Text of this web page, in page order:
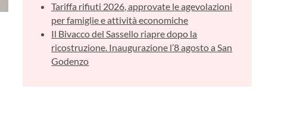
Tariffa rifiuti 2026, approvate le agevolazioni
per famiglie e attività economiche
Il Bivacco del Sassello riapre dopo la
ricostruzione. Inaugurazione l’8 agosto a San
Godenzo